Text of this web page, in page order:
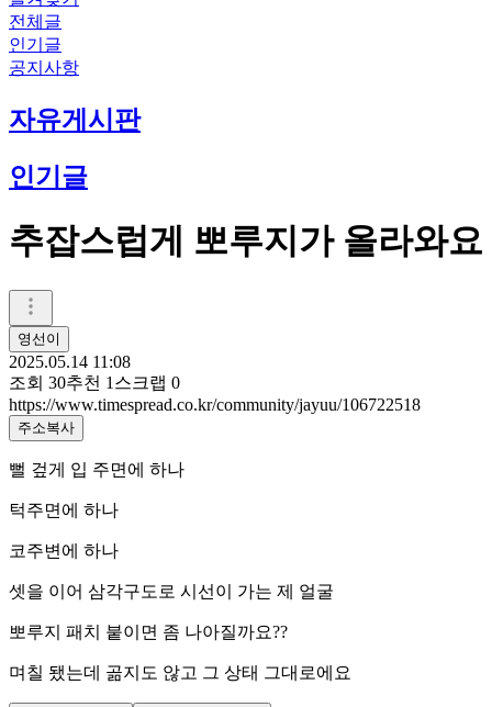
전체글
인기글
공지사항
자유게시판
인기글
추잡스럽게 뽀루지가 올라와요
영선이
2025.05.14 11:08
조회 30추천 1 스크랩 0
https://www.timespread.co.kr/community/jayuu/106722518
주소복사
뻘 겊게 입 주면에 하나
턱주면에 하나
코주변에 하나
셋을 이어 삼각구도로 시선이 가는 제 얼굴
뽀루지 패치 붙이면 좀 나아질까요??
며칠 됐는데 곪지도 않고 그 상태 그대로에요